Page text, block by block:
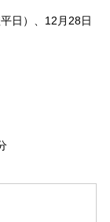
日）、12月28日